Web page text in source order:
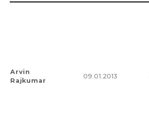
Arvin
Rajkumar
09.01.2013